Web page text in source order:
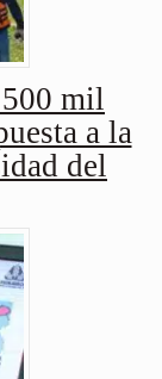
500 mil
a la
del